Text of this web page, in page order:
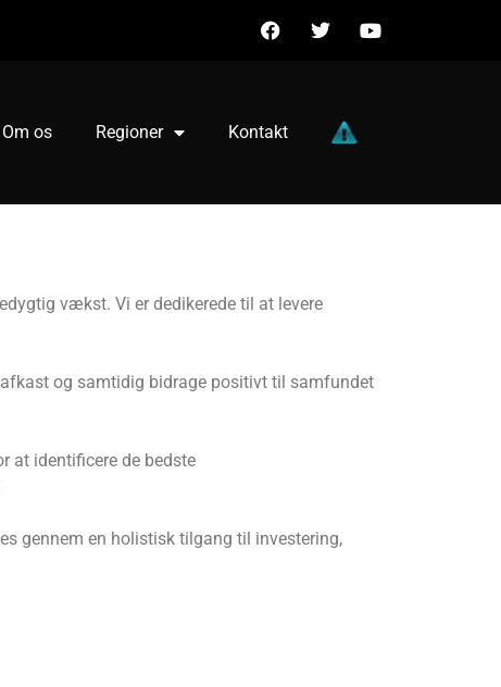
Om os Regioner Kontakt
vækst. Vi er dedikerede til at levere
og samtidig bidrage positivt til samfundet
at identificere de bedste
gennem en holistisk tilgang til investering,